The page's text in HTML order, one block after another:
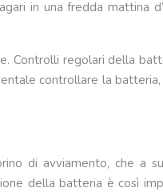
in una fredda mattina
Controlli regolari della
controllare la
di avviamento, che
della batteria è così